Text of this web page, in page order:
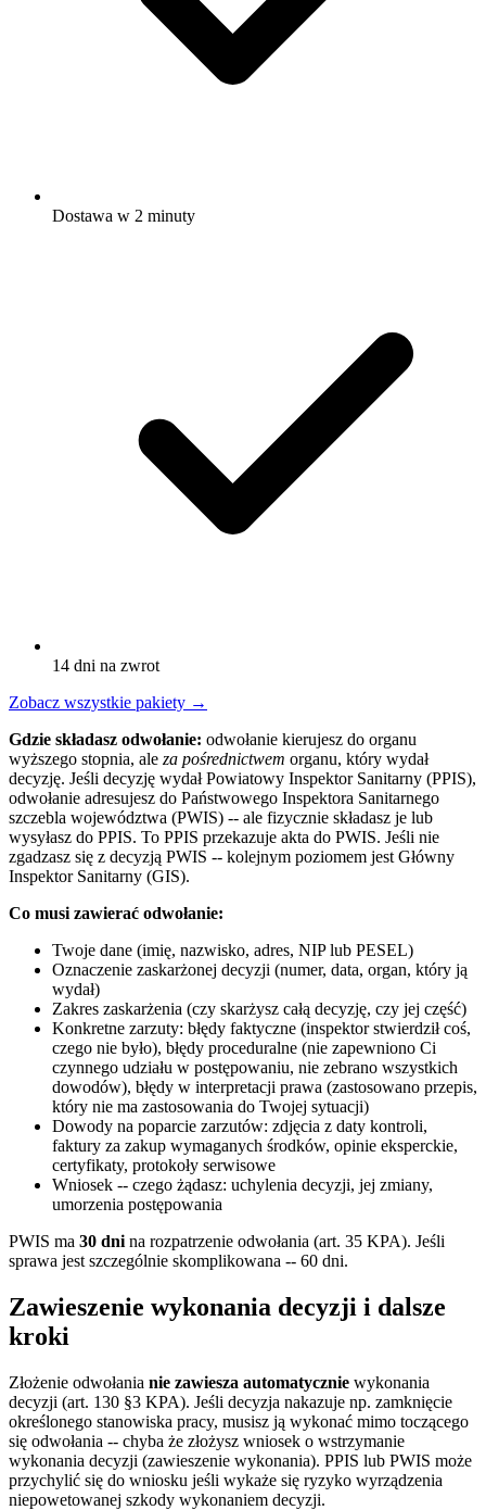
Dostawa w 2 minuty
14 dni na zwrot
Zobacz wszystkie pakiety →
Gdzie składasz odwołanie: odwołanie kierujesz do organu
wyższego stopnia, ale za pośrednictwem organu, który wydał
decyzję. Jeśli decyzję wydał Powiatowy Inspektor Sanitarny (PPIS),
odwołanie adresujesz do Państwowego Inspektora Sanitarnego
szczebla województwa (PWIS) -- ale fizycznie składasz je lub
wysyłasz do PPIS. To PPIS przekazuje akta do PWIS. Jeśli nie
zgadzasz się z decyzją PWIS -- kolejnym poziomem jest Główny
Inspektor Sanitarny (GIS).
Co musi zawierać odwołanie:
Twoje dane (imię, nazwisko, adres, NIP lub PESEL)
Oznaczenie zaskarżonej decyzji (numer, data, organ, który ją
wydał)
Zakres zaskarżenia (czy skarżysz całą decyzję, czy jej część)
Konkretne zarzuty: błędy faktyczne (inspektor stwierdził coś,
czego nie było), błędy proceduralne (nie zapewniono Ci
czynnego udziału w postępowaniu, nie zebrano wszystkich
dowodów), błędy w interpretacji prawa (zastosowano przepis,
który nie ma zastosowania do Twojej sytuacji)
Dowody na poparcie zarzutów: zdjęcia z daty kontroli,
faktury za zakup wymaganych środków, opinie eksperckie,
certyfikaty, protokoły serwisowe
Wniosek -- czego żądasz: uchylenia decyzji, jej zmiany,
umorzenia postępowania
PWIS ma 30 dni na rozpatrzenie odwołania (art. 35 KPA). Jeśli
sprawa jest szczególnie skomplikowana -- 60 dni.
Zawieszenie wykonania decyzji i dalsze
kroki
Złożenie odwołania nie zawiesza automatycznie wykonania
decyzji (art. 130 §3 KPA). Jeśli decyzja nakazuje np. zamknięcie
określonego stanowiska pracy, musisz ją wykonać mimo toczącego
się odwołania -- chyba że złożysz wniosek o wstrzymanie
wykonania decyzji (zawieszenie wykonania). PPIS lub PWIS może
przychylić się do wniosku jeśli wykaże się ryzyko wyrządzenia
niepowetowanej szkody wykonaniem decyzji.